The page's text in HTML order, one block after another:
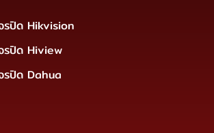
รปิด Hikvision
รปิด Hiview
รปิด Dahua